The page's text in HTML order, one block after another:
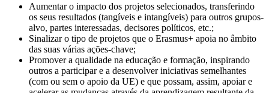
Aumentar o impacto dos projetos selecionados, transferindo
os seus resultados (tangíveis e intangíveis) para outros grupos-
alvo, partes interessadas, decisores políticos, etc.;
Sinalizar o tipo de projetos que o Erasmus+ apoia no âmbito
das suas várias ações-chave;
Promover a qualidade na educação e formação, inspirando
outros a participar e a desenvolver iniciativas semelhantes
(com ou sem o apoio da UE) e que possam, assim, apoiar e